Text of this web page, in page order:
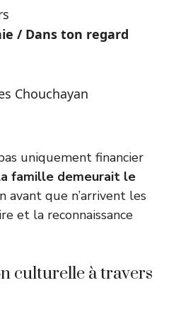
/ Dans ton regard
Chouchayan
uniquement financier
famille demeurait le
avant que n’arrivent les
et la reconnaissance
culturelle à travers